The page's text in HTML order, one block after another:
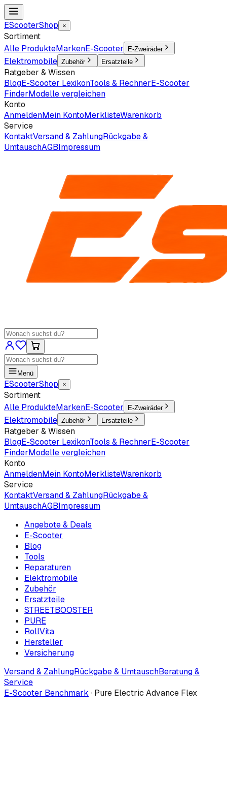
EScooterShop ×
Sortiment
Alle ProdukteMarkenE-Scooter E-Zweiräder
Elektromobile Zubehör Ersatzteile
Ratgeber & Wissen
BlogE-Scooter LexikonTools & RechnerE-Scooter
FinderModelle vergleichen
Konto
AnmeldenMein KontoMerklisteWarenkorb
Service
KontaktVersand & ZahlungRückgabe &
UmtauschAGBImpressum
Menü
EScooterShop ×
Sortiment
Alle ProdukteMarkenE-Scooter E-Zweiräder
Elektromobile Zubehör Ersatzteile
Ratgeber & Wissen
BlogE-Scooter LexikonTools & RechnerE-Scooter
FinderModelle vergleichen
Konto
AnmeldenMein KontoMerklisteWarenkorb
Service
KontaktVersand & ZahlungRückgabe &
UmtauschAGBImpressum
Angebote & Deals
E-Scooter
Blog
Tools
Reparaturen
Elektromobile
Zubehör
Ersatzteile
STREETBOOSTER
PURE
RollVita
Hersteller
Versicherung
Versand & ZahlungRückgabe & UmtauschBeratung &
Service
E-Scooter Benchmark · Pure Electric Advance Flex